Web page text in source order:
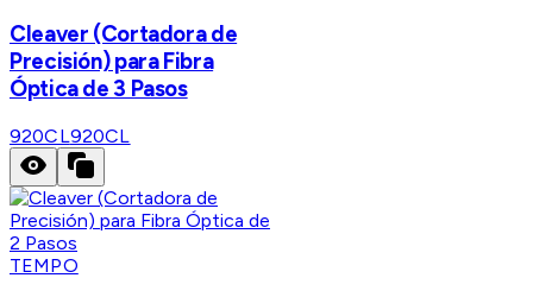
Cleaver (Cortadora de
Precisión) para Fibra
Óptica de 3 Pasos
920CL920CL
TEMPO